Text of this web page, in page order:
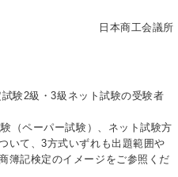
日本商工会議所
験2級・3級ネット試験の受験者
（ペーパー試験）、ネット試験方
いて、3方式いずれも出題範囲や
簿記検定のイメージをご参照くだ